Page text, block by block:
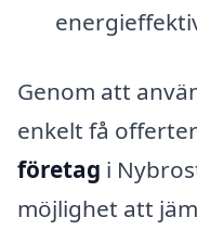
Genom att
enkelt få
företag i
möjlighet att